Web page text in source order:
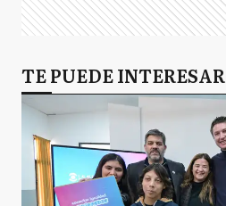
TE PUEDE INTERESAR